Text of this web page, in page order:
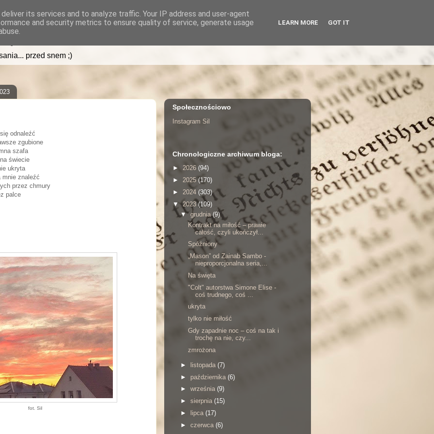
przed snem ;)
odnaleźć
zgubione
szafa
świecie
ukryta
mnie znaleźć
przez chmury
palce
fot. Sil
Społecznościowo
Instagram Sil
Chronologiczne archiwum bloga:
► 2026 (94)
► 2025(170)
► 2024 (303)
▼2023(109)
▼ grudnia(9)
Kontrakt na miłość – prawie
całość, czyli ukończył...
Spóźniony
„Mason” od Zainab Sambo -
nieproporcjonalna seria,...
Na święta
"Colt" autorstwa Simone Elise -
coś trudnego, coś ...
ukryta
tylko nie miłość
Gdy zapadnie noc – coś na tak i
trochę na nie, czy...
zmrożona
► listopada (7)
► października (6)
► września (9)
► sierpnia (15)
►
lipca (17)
► czerwca (6)
its services and to analyze traffic. Your IP address and user-agent
and security metrics to ensure quality of service, generate usage
LEARN MORE GOT IT